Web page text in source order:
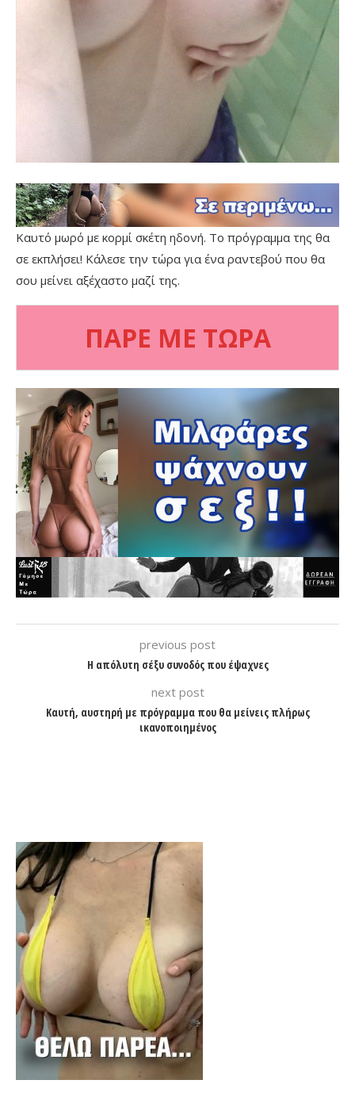
Καυτό μωρό με κορμί σκέτη ηδονή. Το πρόγραμμα της θα
σε εκπλήσει! Κάλεσε την τώρα για ένα ραντεβού που θα
σου μείνει αξέχαστο μαζί της.
ΠΑΡΕ ΜΕ ΤΩΡΑ
previous post
Η απόλυτη σέξυ συνοδός που έψαχνες
next post
Καυτή, αυστηρή με πρόγραμμα που θα μείνεις πλήρως
ικανοποιημένος